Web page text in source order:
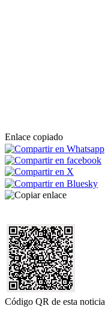
Enlace copiado
Código QR de esta noticia